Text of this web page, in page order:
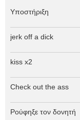
Υποστήριξη
jerk off a dick
kiss x2
Check out the ass
Ρούφηξε τον δονητή